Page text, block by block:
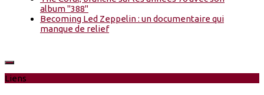
album "388"
Becoming Led Zeppelin : un documentaire qui
manque de relief
Liens